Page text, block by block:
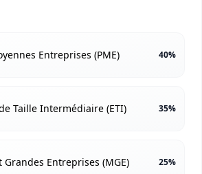
Entreprises (PME) 40%
Taille Intermédiaire (ETI) 35%
Grandes Entreprises (MGE) 25%